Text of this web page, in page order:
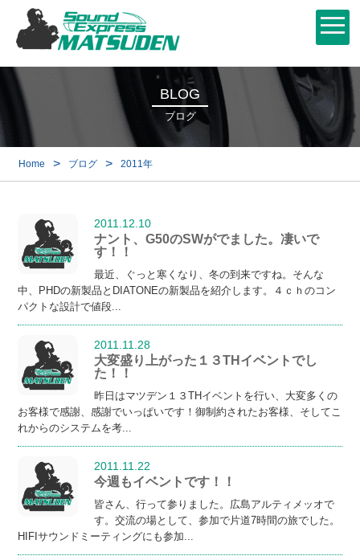
BLOG
ブログ
Home > ブログ > 2011年
2011.12.10
ナント、G50のSWがでました。凄いで
す！！
最近、ぐっと寒くなり、冬の到来ですね。そんな
中、PHDの新製品とDIATONEの新製品を紹介します。４ｃｈのコン
パクトな設計で値段...
2011.11.28
大変盛り上がった１３THイベントでし
た！！
昨日はマツデン１３THイベントを行い、大変多くの
お客様で感謝、感謝でいっぱいです！御制約されたお客様、そしてこ
れからのシステムを考...
2011.11.22
今週もイベントです！！
皆さん、行って参りました。広島アルティメッオで
す。交流の場として、参加で片道7時間の旅でした。
HIFIサウンドミーティングにも参加...